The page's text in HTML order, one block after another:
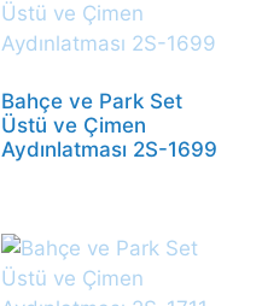
Bahçe ve Park Set
Üstü ve Çimen
Aydınlatması 2S-1699